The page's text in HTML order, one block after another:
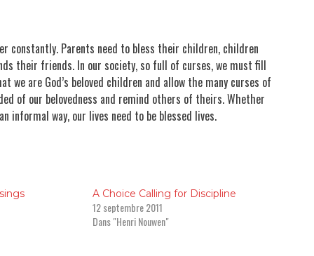
Non classé
Marie-Eugène de l'Enfant Jésus
Prières
Textes chrétiens
constantly. Parents need to bless their children, children
their friends. In our society, so full of curses, we must fill
are God’s beloved children and allow the many curses of
of our belovedness and remind others of theirs. Whether
informal way, our lives need to be blessed lives.
A Choice Calling for Discipline
12 septembre 2011
Dans "Henri Nouwen"